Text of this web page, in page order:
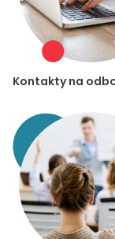
Kontakty na